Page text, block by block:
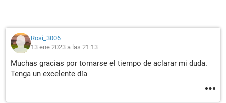
Rosi_3006
13 ene 2023 a las 21:13
Muchas gracias por tomarse el tiempo de aclarar mi duda.
Tenga un excelente día